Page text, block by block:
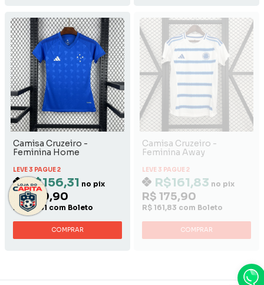
Camisa Cruzeiro -
Feminina Home
LEVE 3 PAGUE 2
R$156,31 no pix
R$ 169,90
R$ 156,31 com Boleto
COMPRAR
Camisa Cruzeiro -
Feminina Away
LEVE 3 PAGUE 2
R$161,83 no pix
R$ 175,90
R$ 161,83 com Boleto
COMPRAR